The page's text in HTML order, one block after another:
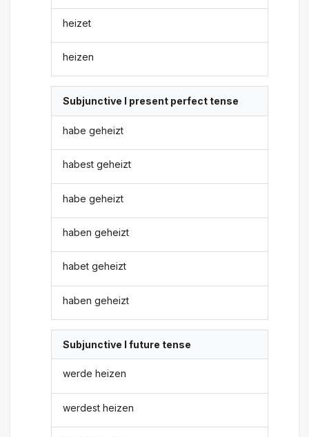
heizet
heizen
Subjunctive I present perfect tense
habe geheizt
habest geheizt
habe geheizt
haben geheizt
habet geheizt
haben geheizt
Subjunctive I future tense
werde heizen
werdest heizen